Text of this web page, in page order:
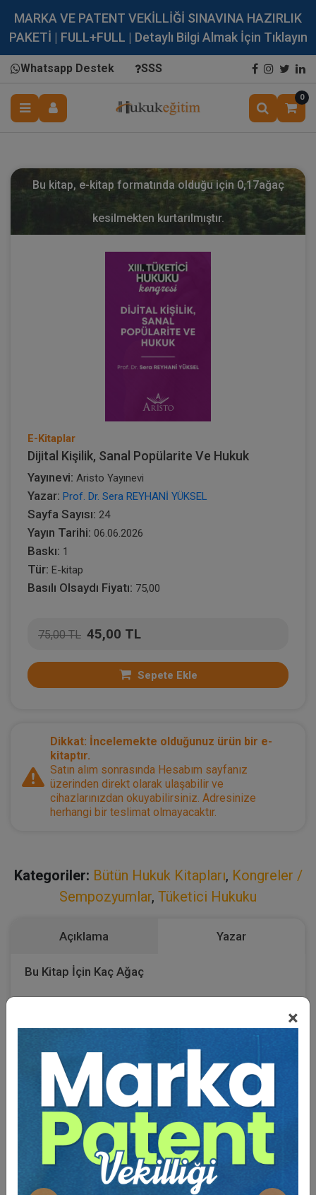
MARKA VE PATENT VEKİLLİĞİ SINAVINA HAZIRLIK
PAKETİ | FULL+FULL | Detaylı Bilgi Almak İçin Tıklayın
Whatsapp Destek SSS
0
×
Bu kitap, e-kitap formatında olduğu için 0,17ağaç
kesilmekten kurtarılmıştır.
E-Kitaplar
Dijital Kişilik, Sanal Popülarite Ve Hukuk
Yayınevi: Aristo Yayınevi
Yazar: Prof. Dr. Sera REYHANİ YÜKSEL
Sayfa Sayısı: 24
Yayın Tarihi: 06.06.2026
Baskı: 1
Tür: E-kitap
Basılı Olsaydı Fiyatı: 75,00
75,00 TL 45,00 TL
Sepete Ekle
Dikkat: İncelemekte olduğunuz ürün bir e-
kitaptır.
Satın alım sonrasında Hesabım sayfanız
üzerinden direkt olarak ulaşabilir ve
cihazlarınızdan okuyabilirsiniz. Adresinize
herhangi bir teslimat olmayacaktır.
Kategoriler: Bütün Hukuk Kitapları, Kongreler /
Sempozyumlar, Tüketici Hukuku
Açıklama Yazar
Bu Kitap İçin Kaç Ağaç
Black Mirror dizisinin 2016 yılında yayınlanan Nosedive
– Dibe Çakılma isimli bölümü bizleri distopik bir
geleceğe götürür. İnsanlar RateMe adını verdikleri bir
teknoloji geliştirmiştir ve bu teknoloji insanların
birbirlerine puan vermesini sağlar. İnsanlar, gözlerine
taktıkları lensler sayesinde çevrelerindeki diğer
insanların ve kendilerinin kaç puan biriktirebildiklerini
görebilmekte, verilen puanlarla toplumda bir yer
edinmekte ve aldıkları puanlara göre yaşamlarını